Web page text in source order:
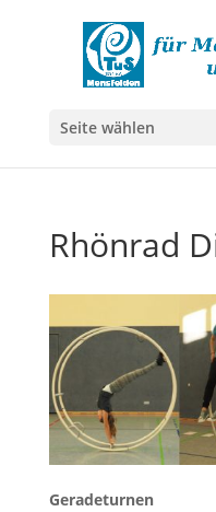
Seite wählen
Rhönrad
Geradeturnen